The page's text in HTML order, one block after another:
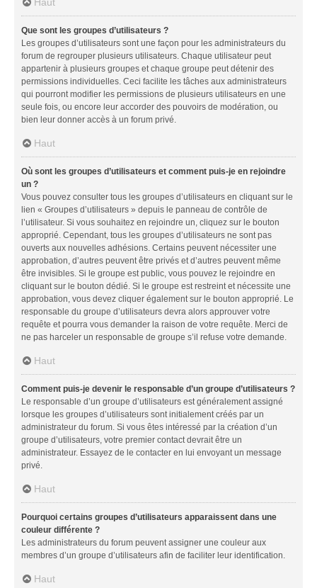
Que sont les groupes d’utilisateurs ?
Les groupes d’utilisateurs sont une façon pour les administrateurs du
forum de regrouper plusieurs utilisateurs. Chaque utilisateur peut
appartenir à plusieurs groupes et chaque groupe peut détenir des
permissions individuelles. Ceci facilite les tâches aux administrateurs
qui pourront modifier les permissions de plusieurs utilisateurs en une
seule fois, ou encore leur accorder des pouvoirs de modération, ou
bien leur donner accès à un forum privé.
Haut
Où sont les groupes d’utilisateurs et comment puis-je en rejoindre
un ?
Vous pouvez consulter tous les groupes d’utilisateurs en cliquant sur le
lien « Groupes d’utilisateurs » depuis le panneau de contrôle de
l’utilisateur. Si vous souhaitez en rejoindre un, cliquez sur le bouton
approprié. Cependant, tous les groupes d’utilisateurs ne sont pas
ouverts aux nouvelles adhésions. Certains peuvent nécessiter une
approbation, d’autres peuvent être privés et d’autres peuvent même
être invisibles. Si le groupe est public, vous pouvez le rejoindre en
cliquant sur le bouton dédié. Si le groupe est restreint et nécessite une
approbation, vous devez cliquer également sur le bouton approprié. Le
responsable du groupe d’utilisateurs devra alors approuver votre
requête et pourra vous demander la raison de votre requête. Merci de
ne pas harceler un responsable de groupe s’il refuse votre demande.
Haut
Comment puis-je devenir le responsable d’un groupe d’utilisateurs ?
Le responsable d’un groupe d’utilisateurs est généralement assigné
lorsque les groupes d’utilisateurs sont initialement créés par un
administrateur du forum. Si vous êtes intéressé par la création d’un
groupe d’utilisateurs, votre premier contact devrait être un
administrateur. Essayez de le contacter en lui envoyant un message
privé.
Haut
Pourquoi certains groupes d’utilisateurs apparaissent dans une
couleur différente ?
Les administrateurs du forum peuvent assigner une couleur aux
membres d’un groupe d’utilisateurs afin de faciliter leur identification.
Haut